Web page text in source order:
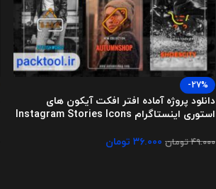
-27%
دانلود پروژه آماده افتر افکت آیکون های
استوری اینستاگرام Instagram Stories Icons
۴۹.۰۰۰تومان ۳۶.۰۰۰ تومان